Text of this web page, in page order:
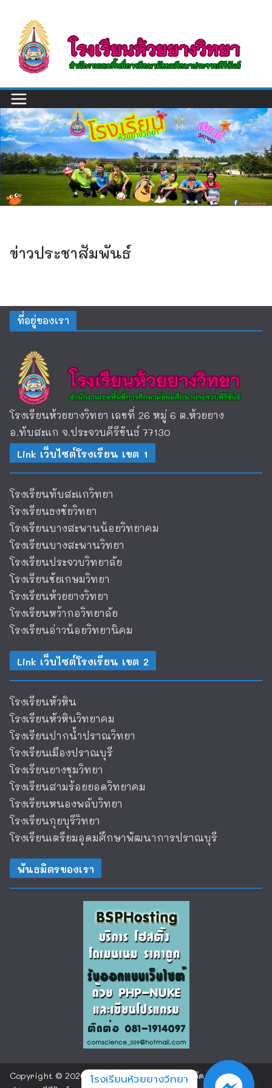
content
ข่าวประชาสัมพันธ์
ที่อยู่ของเรา
โรงเรียนห้วยยางวิทยา เลขที่ 26 หมู่ 6 ต.ห้วยยาง
อ.ทับสะแก จ.ประจวบคีรีขันธ์ 77130
Link เว็บไซต์โรงเรียน เขต 1
โรงเรียนทับสะแกวิทยา
โรงเรียนธงชัยวิทยา
โรงเรียนบางสะพานน้อยวิทยาคม
โรงเรียนบางสะพานวิทยา
โรงเรียนประจวบวิทยาลัย
โรงเรียนชัยเกษมวิทยา
โรงเรียนห้วยยางวิทยา
โรงเรียนหว้ากอวิทยาลัย
โรงเรียนอ่าวน้อยวิทยานิคม
Link เว็บไซต์โรงเรียน เขต 2
โรงเรียนหัวหิน
โรงเรียนหัวหินวิทยาคม
โรงเรียนปากน้ำปราณวิทยา
โรงเรียนเมืองปราณบุรี
โรงเรียนยางชุมวิทยา
โรงเรียนสามร้อยยอดวิทยาคม
โรงเรียนหนองพลับวิทยา
โรงเรียนกุยบุรีวิทยา
โรงเรียนเตรียมอุดมศึกษาพัฒนาการปราณบุรี
พันธมิตรของเรา
Copyright © 2026 โรงเรียนห้วยยางวิทยา จังหวัด
โรงเรียนห้วยยางวิทยา